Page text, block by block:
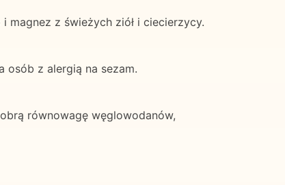
magnez z świeżych ziół i ciecierzycy.
osób z alergią na sezam.
równowagę węglowodanów,